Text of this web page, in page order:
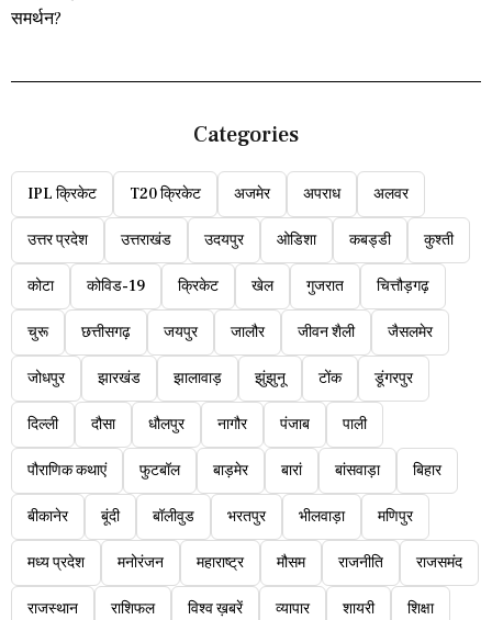
Categories
IPL क्रिकेट T20 क्रिकेट अजमेर अपराध अलवर
उत्तर प्रदेश उत्तराखंड उदयपुर ओडिशा कबड्डी कुश्ती
कोटा कोविड-19 क्रिकेट खेल गुजरात चित्तौड़गढ़
चुरू छत्तीसगढ़ जयपुर जालौर जीवन शैली जैसलमेर
जोधपुर झारखंड झालावाड़ झुंझुनू टोंक डूंगरपुर
दिल्ली दौसा धौलपुर नागौर पंजाब पाली
पौराणिक कथाएं फुटबॉल बाड़मेर बारां बांसवाड़ा बिहार
बीकानेर बूंदी बॉलीवुड भरतपुर भीलवाड़ा मणिपुर
मध्य प्रदेश मनोरंजन महाराष्ट्र मौसम राजनीति राजसमंद
राजस्थान राशिफल विश्व ख़बरें व्यापार शायरी शिक्षा